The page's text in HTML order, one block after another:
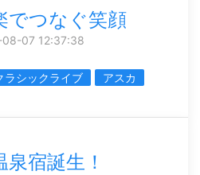
でつなぐ笑顔
07 12:37:38
ラシックライブ
アスカ
泉宿誕生！